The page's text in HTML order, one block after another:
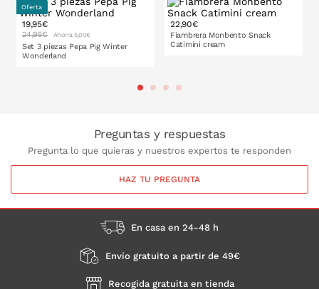
Apto para el lavavajillas y microondas
Medidas:
Plato: ø 20,5 cm
Bol: ø 12 x h 5 cm, 400 ml
Oferta
19,95€
24,95€ Ahorra 5,00€
Set 3 piezas Pepa Pig Winter
Wonderland
22,90€
Fiambrera Monbento Snack
Catimini cream
Preguntas y respuestas
Pregunta lo que quieras y nuestros expertos te responden
HAZ TU PREGUNTA
En casa en 24-48 h
Envío gratuito a partir de 49€
Recogida gratuita en tienda